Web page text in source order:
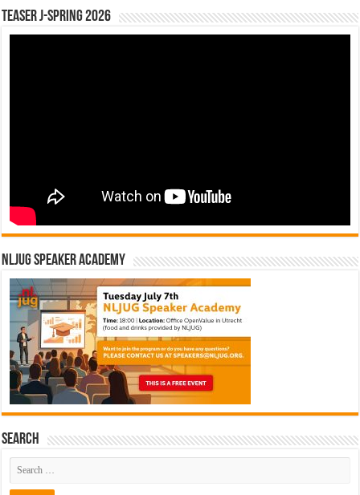
Teaser J-Spring 2026
NLJUG Speaker Academy
Search